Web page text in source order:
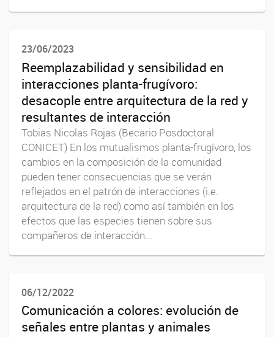
23/06/2023
Reemplazabilidad y sensibilidad en
interacciones planta-frugívoro:
desacople entre arquitectura de la red y
resultantes de interacción
Tobias Nicolas Rojas (Becario Posdoctoral
CONICET) En los mutualismos planta-frugívoro, los
cambios en la composición de la comunidad
pueden tener consecuencias que se verán
reflejados en el patrón de interacciones (i.e.
arquitectura de la red) como así también en los
efectos que las especies tienen sobre sus
compañeros de interacción...
06/12/2022
Comunicación a colores: evolución de
señales entre plantas y animales